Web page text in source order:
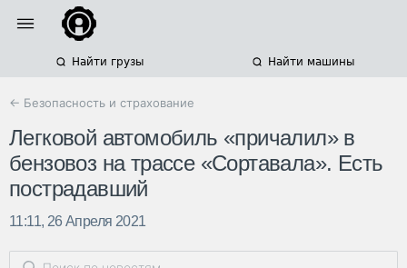
Найти грузы Найти машины
← Безопасность и страхование
Легковой автомобиль «причалил» в
бензовоз на трассе «Сортавала». Есть
пострадавший
11:11, 26 Апреля 2021